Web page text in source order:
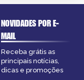
NOVIDADES POR E-
MAIL
Receba grátis as
principais notícias,
dicas e promoções